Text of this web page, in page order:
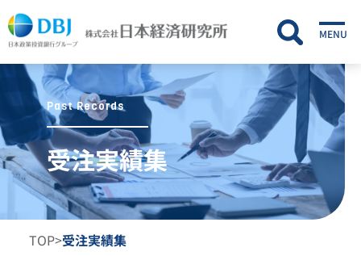
MENU
Past Records
受注実績集
TOP>受注実績集